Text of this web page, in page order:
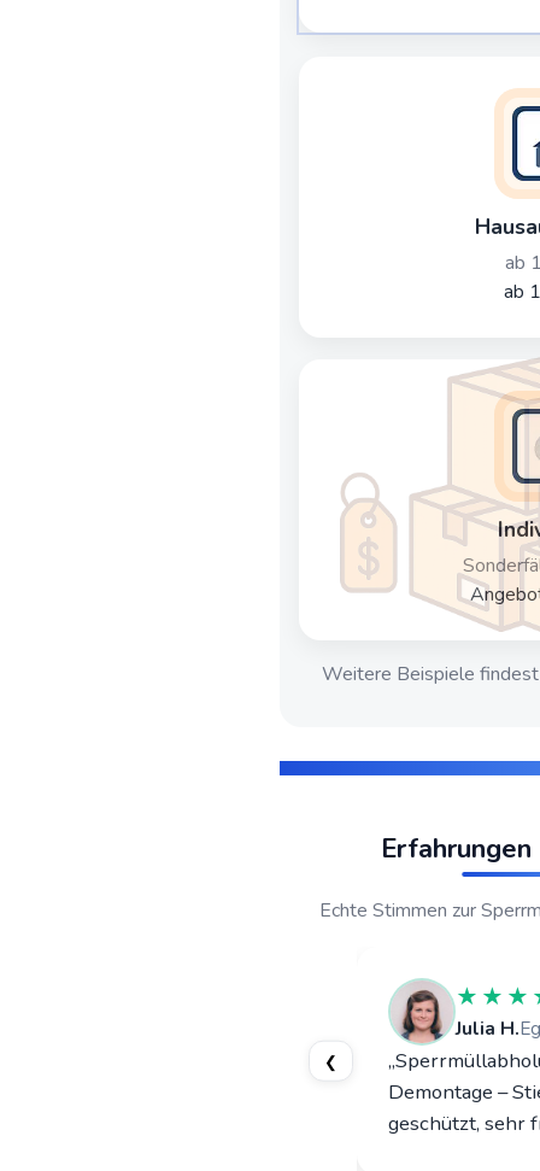
ab
ab
Weitere Beispiele
Erfahrungen
Echte Stimmen zur
❮
Julia H.
Demontage –
geschützt, sehr